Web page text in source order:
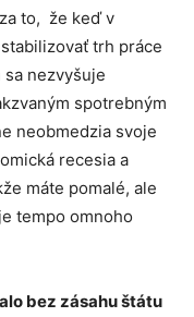
to, že keď v
trh práce
nezvyšuje
spotrebným
neobmedzia svoje
recesia a
máte pomalé, ale
tempo omnoho
bez zásahu štátu